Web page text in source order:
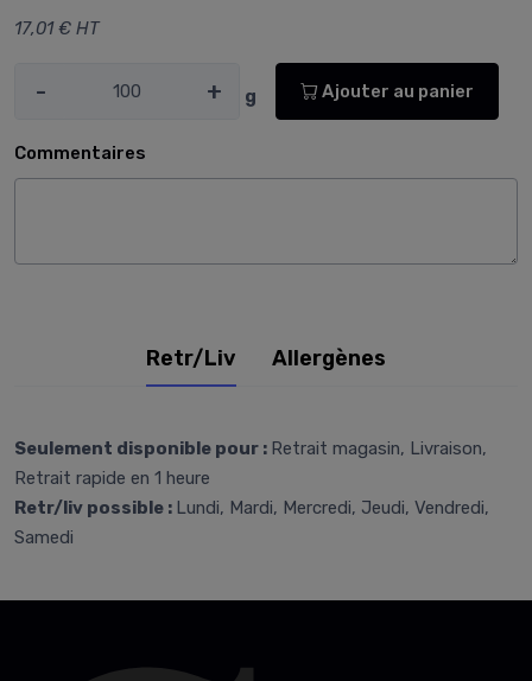
17,01 € HT
- + g Ajouter au panier
Commentaires
Retr/Liv Allergènes
Seulement disponible pour : Retrait magasin, Livraison,
Retrait rapide en 1 heure
Retr/liv possible : Lundi, Mardi, Mercredi, Jeudi, Vendredi,
Samedi